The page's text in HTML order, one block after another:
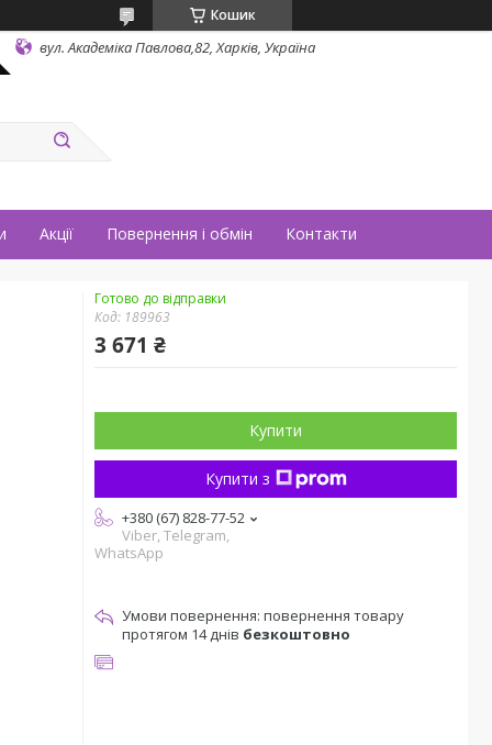
Кошик
вул. Академіка Павлова,82, Харків, Україна
Акції Повернення і обмін Контакти
Готово до відправки
Код: 189963
3 671 ₴
Купити
Купити з
+380 (67) 828-77-52
Viber, Telegram,
WhatsApp
повернення товару
протягом 14 днів безкоштовно